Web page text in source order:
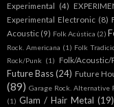
Experimental (4)
Experimental Electronic (8)
Acoustic (9) Folk Acústica (2)
Rock. Americana (1) Folk
Rock/Punk (1) Folk/Acoustic/
Future Bass (24) Future
(89) Garage Rock. Alternative
(1) Glam / Hair Metal (19)